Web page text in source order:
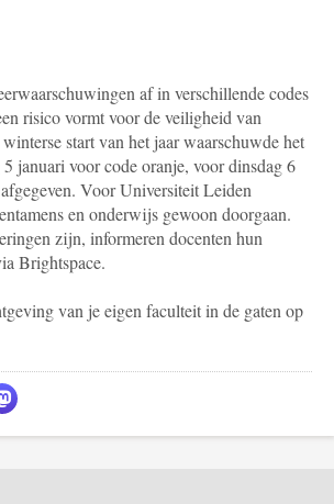
af in verschillende codes
risico vormt voor de veiligheid van
start van het jaar waarschuwde het
januari voor code oranje, voor dinsdag 6
Voor Universiteit Leiden
en onderwijs gewoon doorgaan.
zijn, informeren docenten hun
Brightspace.
van je eigen faculteit in de gaten op
LinkedIn
via WhatsApp
Delen via Mastodon